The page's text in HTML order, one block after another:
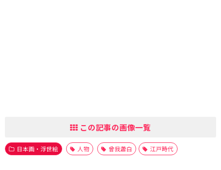
この記事の画像一覧
日本画・浮世絵 人物 曾我蕭白 江戸時代